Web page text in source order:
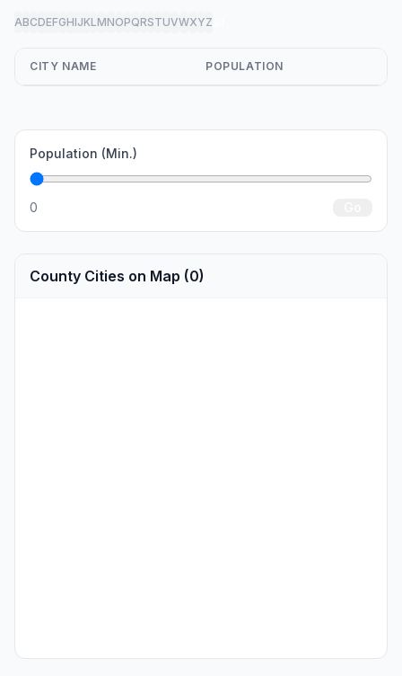
ABCDEFGHIJKLMNOPQRSTUVWXYZ
CITY NAME POPULATION
Population (Min.)
0
County Cities on Map (0)